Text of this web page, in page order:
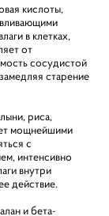
кислоты,
в клетках,
от
сосудистой
старение
риса,
мощнейшими
с
интенсивно
внутри
действие.
и бета-